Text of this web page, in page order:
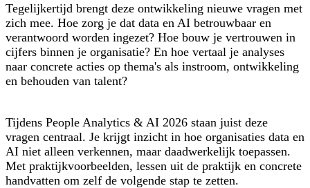
Tegelijkertijd brengt deze ontwikkeling nieuwe vragen met
zich mee. Hoe zorg je dat data en AI betrouwbaar en
verantwoord worden ingezet? Hoe bouw je vertrouwen in
cijfers binnen je organisatie? En hoe vertaal je analyses
naar concrete acties op thema's als instroom, ontwikkeling
en behouden van talent?
Tijdens People Analytics & AI 2026 staan juist deze
vragen centraal. Je krijgt inzicht in hoe organisaties data en
AI niet alleen verkennen, maar daadwerkelijk toepassen.
Met praktijkvoorbeelden, lessen uit de praktijk en concrete
handvatten om zelf de volgende stap te zetten.